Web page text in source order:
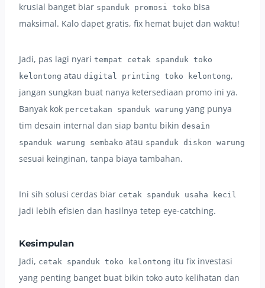
krusial banget biar spanduk promosi toko bisa
maksimal. Kalo dapet gratis, fix hemat bujet dan waktu!
Jadi, pas lagi nyari tempat cetak spanduk toko
kelontong atau digital printing toko kelontong,
jangan sungkan buat nanya ketersediaan promo ini ya.
Banyak kok percetakan spanduk warung yang punya
tim desain internal dan siap bantu bikin desain
spanduk warung sembako atau spanduk diskon warung
sesuai keinginan, tanpa biaya tambahan.
Ini sih solusi cerdas biar cetak spanduk usaha kecil
jadi lebih efisien dan hasilnya tetep eye-catching.
Kesimpulan
Jadi, cetak spanduk toko kelontong itu fix investasi
yang penting banget buat bikin toko auto kelihatan dan